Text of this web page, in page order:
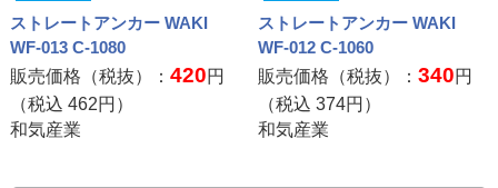
ストレートアンカー WAKI
WF-013 C-1080
販売価格（税抜）： 420円
（税込 462円）
和気産業
ストレートアンカー WAKI
WF-012 C-1060
販売価格（税抜）：340円
（税込374円）
和気産業